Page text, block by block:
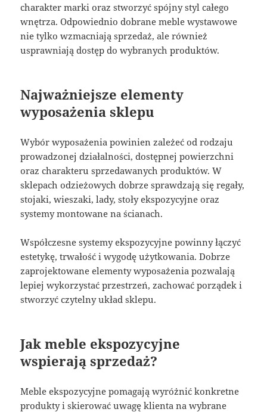
charakter marki oraz stworzyć spójny styl całego
wnętrza. Odpowiednio dobrane meble wystawowe
nie tylko wzmacniają sprzedaż, ale również
usprawniają dostęp do wybranych produktów.
Najważniejsze elementy
wyposażenia sklepu
Wybór wyposażenia powinien zależeć od rodzaju
prowadzonej działalności, dostępnej powierzchni
oraz charakteru sprzedawanych produktów. W
sklepach odzieżowych dobrze sprawdzają się regały,
stojaki, wieszaki, lady, stoły ekspozycyjne oraz
systemy montowane na ścianach.
Współczesne systemy ekspozycyjne powinny łączyć
estetykę, trwałość i wygodę użytkowania. Dobrze
zaprojektowane elementy wyposażenia pozwalają
lepiej wykorzystać przestrzeń, zachować porządek i
stworzyć czytelny układ sklepu.
Jak meble ekspozycyjne
wspierają sprzedaż?
Meble ekspozycyjne pomagają wyróżnić konkretne
produkty i skierować uwagę klienta na wybrane